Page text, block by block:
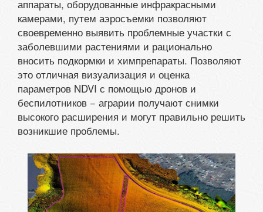
аппараты, оборудованные инфракрасными
камерами, путем аэросъемки позволяют
своевременно выявить проблемные участки с
заболевшими растениями и рационально
вносить подкормки и химпрепараты. Позволяют
это отличная визуализация и оценка
параметров NDVI с помощью дронов и
беспилотников − аграрии получают снимки
высокого расширения и могут правильно решить
возникшие проблемы.